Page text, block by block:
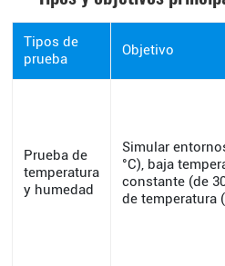
Tipos de
prueba
Objetivo
Prueba de
temperatura
y humedad
Simular
°C), baja
constante (de
de temperatura